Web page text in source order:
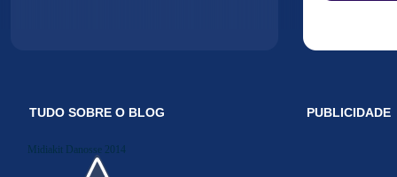
TUDO SOBRE O BLOG
Midiakit Danosse 2014
PUBLICIDADE